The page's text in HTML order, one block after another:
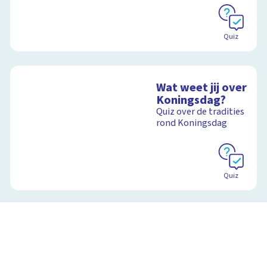
Quiz
Wat weet jij over
Koningsdag?
Quiz over de tradities
rond Koningsdag
Quiz